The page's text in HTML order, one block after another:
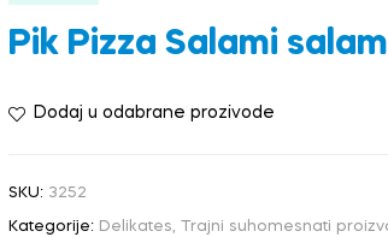
Pik Pizza Salami
Dodaj u odabrane prozivode
SKU: 3252
Kategorije: Delikates, Trajni suhomesnati